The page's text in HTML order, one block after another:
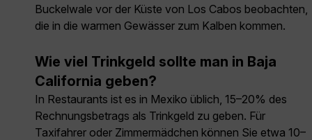
Buckelwale vor der Küste von Los Cabos beobachten,
die in die warmen Gewässer zum Kalben kommen.
Wie viel Trinkgeld sollte man in Baja
California geben?
In Restaurants ist es in Mexiko üblich, 15–20% des
Rechnungsbetrags als Trinkgeld zu geben. Für
Taxifahrer oder Zimmermädchen können Sie etwa 10–